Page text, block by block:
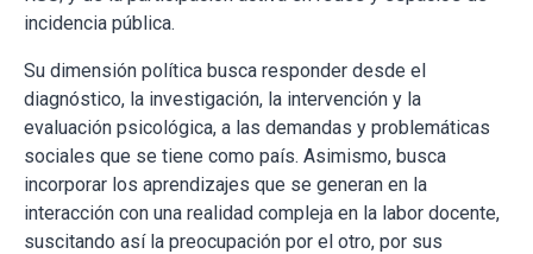
incidencia pública.
Su dimensión política busca responder desde el
diagnóstico, la investigación, la intervención y la
evaluación psicológica, a las demandas y problemáticas
sociales que se tiene como país. Asimismo, busca
incorporar los aprendizajes que se generan en la
interacción con una realidad compleja en la labor docente,
suscitando así la preocupación por el otro, por sus